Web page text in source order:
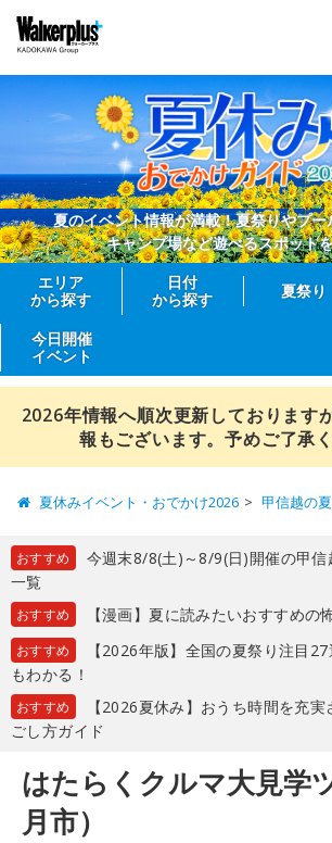
夏のイベント情報が満載！夏祭りやプ
キャンプ場など遊べるスポット
エリア
から探す
日付
から探す
夏祭り
今日開催
イベント
2026年情報へ順次更新しております
報もございます。予めご了承く
夏休みイベント・おでかけ2026 甲信越の
おすすめ
今週末8/8(土)～8/9(日)開催の甲信
一覧
おすすめ 【漫画】夏に読みたいおすすめの
おすすめ
【2026年版】全国の夏祭り注目
もわかる！
おすすめ
【2026夏休み】おうち時間を充
ごし方ガイド
はたらくクルマ大見学
月市）